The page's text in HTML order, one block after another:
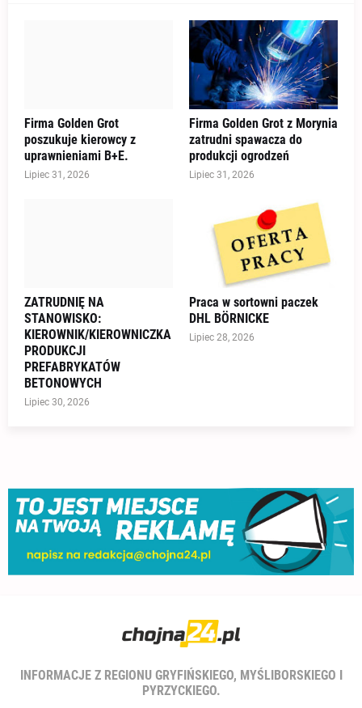
Firma Golden Grot
poszukuje kierowcy z
uprawnieniami B+E.
Lipiec 31, 2026
Firma Golden Grot z Morynia
zatrudni spawacza do
produkcji ogrodzeń
Lipiec 31, 2026
ZATRUDNIĘ NA
STANOWISKO:
KIEROWNIK/KIEROWNICZKA
PRODUKCJI
PREFABRYKATÓW
BETONOWYCH
Lipiec 30, 2026
Praca w sortowni paczek
DHL BÖRNICKE
Lipiec 28, 2026
INFORMACJE Z REGIONU GRYFIŃSKIEGO, MYŚLIBORSKIEGO I
PYRZYCKIEGO.